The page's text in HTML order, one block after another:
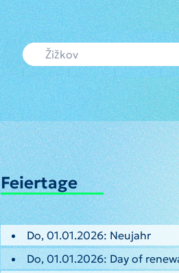
Feiertage
Do, 01.01.2026: Neujahr
Do, 01.01.2026: Day of